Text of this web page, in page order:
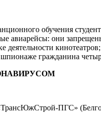
обучения
авиарейсы: они
деятельности кинотеатров;
гражданина
ПГС»